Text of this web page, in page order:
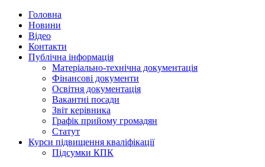
Головна
Новини
Відео
Контакти
Публічна інформація
Матеріально-технічна документація
Фінансові документи
Освітня документація
Вакантні посади
Звіт керівника
Графік прийому громадян
Статут
Курси підвищення кваліфікації
Підсумки КПК